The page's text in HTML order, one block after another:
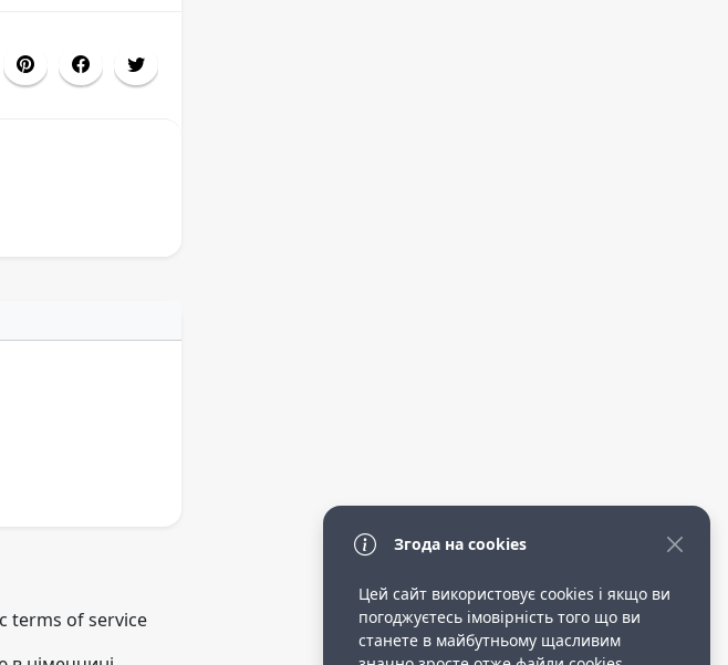
terms of service
Згода на cookies
Цей сайт використовує cookies і якщо ви
погоджуєтесь імовірність того що ви
станете в майбутньому щасливим